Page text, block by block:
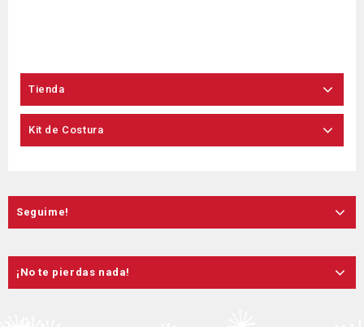
Tienda
Kit de Costura
Seguime!
¡No te pierdas nada!